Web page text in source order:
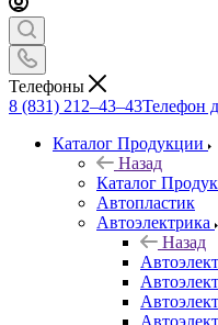
Телефоны
8 (831) 212–43–43Телефон
Каталог Продукции
Назад
Каталог
Автопластик
Автоэлектрика
Назад